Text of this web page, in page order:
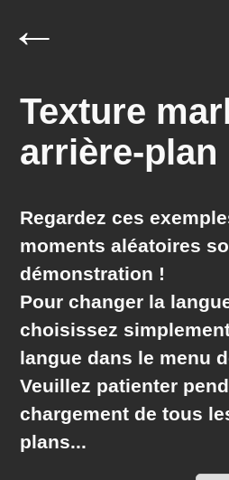
←
Texture
arrière-plan
Regardez ces
momentsaléatoires
démonstration !
Pour changer la
choisissez
langue dans le menu
Veuillez patienter
chargement de tous
plans...